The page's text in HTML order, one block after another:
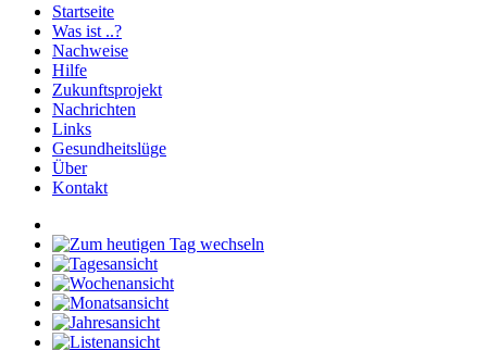
Startseite
Was ist ..?
Nachweise
Hilfe
Zukunftsprojekt
Nachrichten
Links
Gesundheitslüge
Über
Kontakt